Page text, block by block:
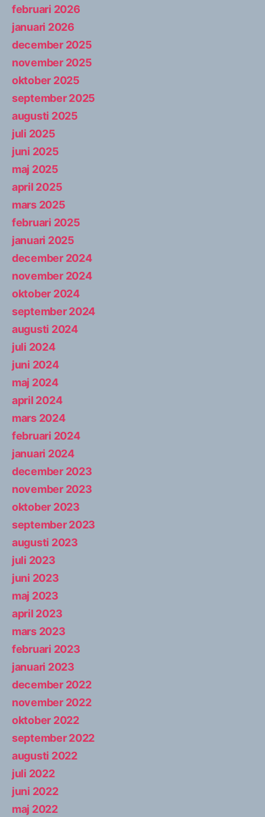
februari 2026
januari 2026
december 2025
november 2025
oktober 2025
september 2025
augusti 2025
juli 2025
juni 2025
maj 2025
april 2025
mars 2025
februari 2025
januari 2025
december 2024
november 2024
oktober 2024
september 2024
augusti 2024
juli 2024
juni 2024
maj 2024
april 2024
mars 2024
februari 2024
januari 2024
december 2023
november 2023
oktober 2023
september 2023
augusti 2023
juli 2023
juni 2023
maj 2023
april 2023
mars 2023
februari 2023
januari 2023
december 2022
november 2022
oktober 2022
september 2022
augusti 2022
juli 2022
juni 2022
maj 2022